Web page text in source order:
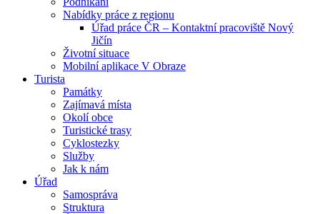
Nabídky práce z regionu
Úřad práce ČR – Kontaktní pracoviště Nový
Jičín
Životní situace
Mobilní aplikace V Obraze
Turista
Památky
Zajímavá místa
Okolí obce
Turistické trasy
Cyklostezky
Služby
Jak k nám
Úřad
Samospráva
Struktura